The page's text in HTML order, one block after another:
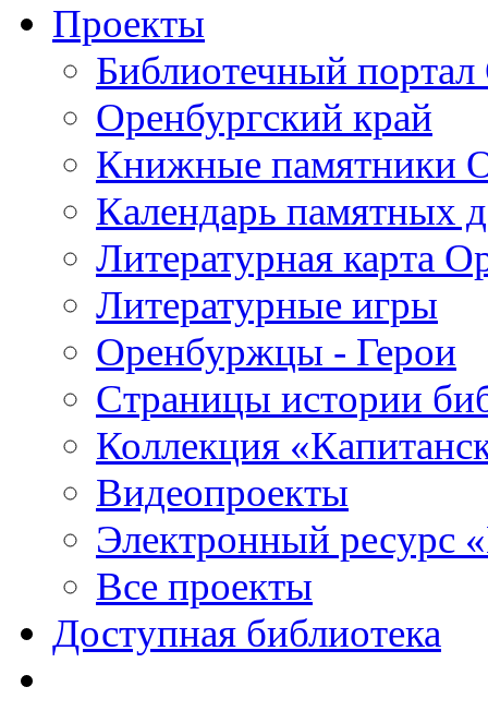
Проекты
Библиотечный портал
Оренбургский край
Книжные памятники
Календарь памятных
Литературная карта
Литературные игры
Оренбуржцы - Герои
Страницы истории
Коллекция
Видеопроекты
Электронный ресурс
Все проекты
Доступная библиотека